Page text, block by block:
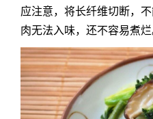
应注意，将长纤维切断，
肉无法入味，还不容易煮烂